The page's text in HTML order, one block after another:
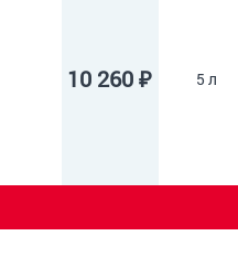
10 260 ₽ 5 л